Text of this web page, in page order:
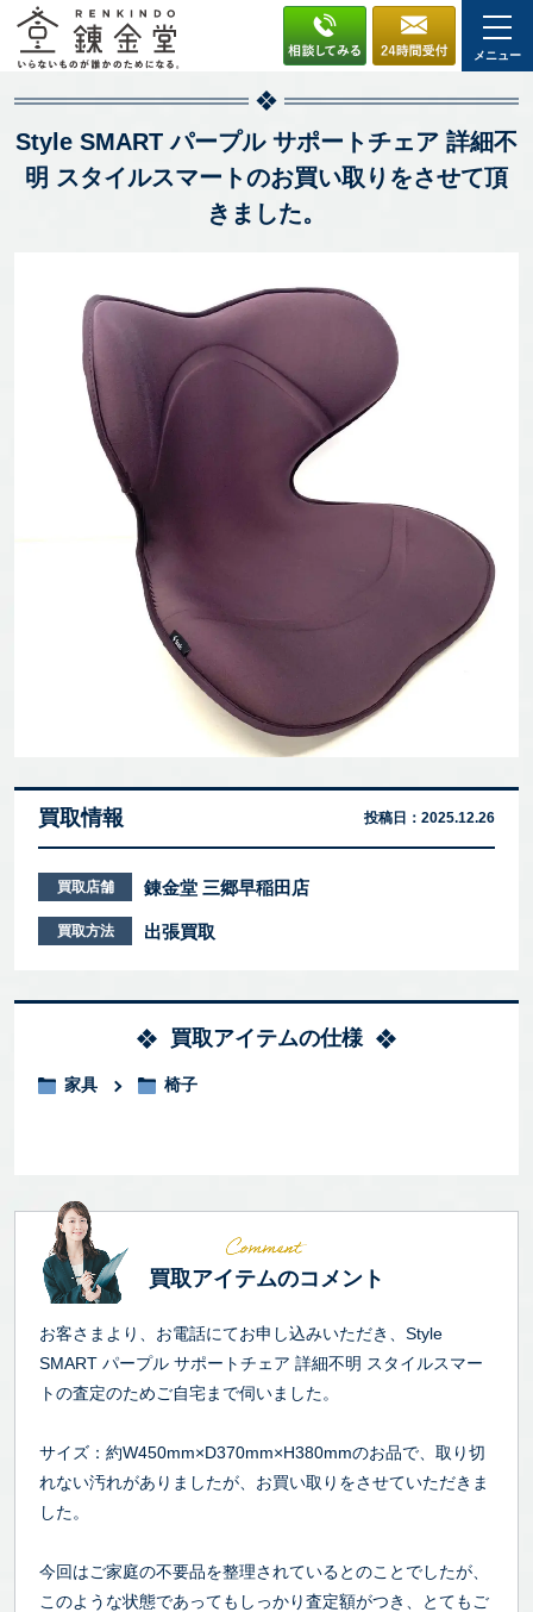
メニュー
Style SMART パープル サポートチェア 詳細不
明 スタイルスマートのお買い取りをさせて頂
きました。
買取情報 投稿日： 2025.12.26
買取店舗 錬金堂 三郷早稲田店
買取方法 出張買取
買取アイテムの仕様
家具 椅子
買取アイテムのコメント
お客さまより、お電話にてお申し込みいただき、Style
SMART パープル サポートチェア 詳細不明 スタイルスマー
トの査定のためご自宅まで伺いました。
サイズ：約W450mm×D370mm×H380mmのお品で、取り切
れない汚れがありましたが、お買い取りをさせていただきま
した。
今回はご家庭の不要品を整理されているとのことでしたが、
このような状態であってもしっかり査定額がつき、とてもご